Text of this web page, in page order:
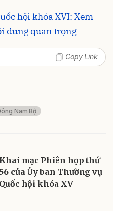
hội khóa XVI: Xem
dung quan trọng
Copy Link
Nam Bộ
Khai mạc Phiên họp thứ
56 của Ủy ban Thường vụ
Quốc hội khóa XV